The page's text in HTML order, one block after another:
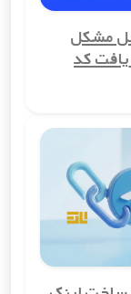
حفظ حریم
می‌توانید شماره
کنید.
در معرض
تا چندین
برای
حساب‌های
است.
حل مشکل
کد